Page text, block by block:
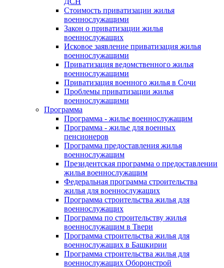
Стоимость приватизации жилья
военнослужащими
Закон о приватизации жилья
военнослужащих
Исковое заявление приватизация жилья
военнослужащими
Приватизация ведомственного жилья
военнослужащими
Приватизация военного жилья в Сочи
Проблемы приватизации жилья
военнослужащими
Программа
Программа - жилье военнослужащим
Программа - жилье для военных
пенсионеров
Программа предоставления жилья
военнослужащим
Президентская программа о предоставлении
жилья военнослужащим
Федеральная программа строительства
жилья для военнослужащих
Программа строительства жилья для
военнослужащих
Программа по строительству жилья
военнослужащим в Твери
Программа строительства жилья для
военнослужащих в Башкирии
Программа строительства жилья для
военнослужащих Оборонстрой